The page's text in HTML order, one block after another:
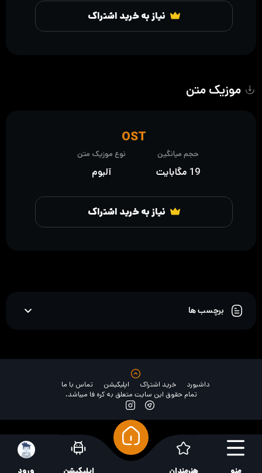
نیاز به خرید اشتراک
موزیک متن
نیاز به خرید اشتراک
حجم میانگین
19 مگابایت
نوع موزیک متن
آلبوم
OST
برچسب ها
داشبورد خرید اشتراک اپلیکیشن
تماس با ما
تمام حقوق این سایت متعلق به کره فا میباشد.